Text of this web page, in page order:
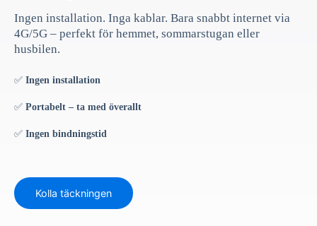
Ingen installation. Inga kablar. Bara snabbt internet via
4G/5G – perfekt för hemmet, sommarstugan eller
husbilen.
✅ Ingen installation
✅ Portabelt – ta med överallt
✅ Ingen bindningstid
Kolla täckningen